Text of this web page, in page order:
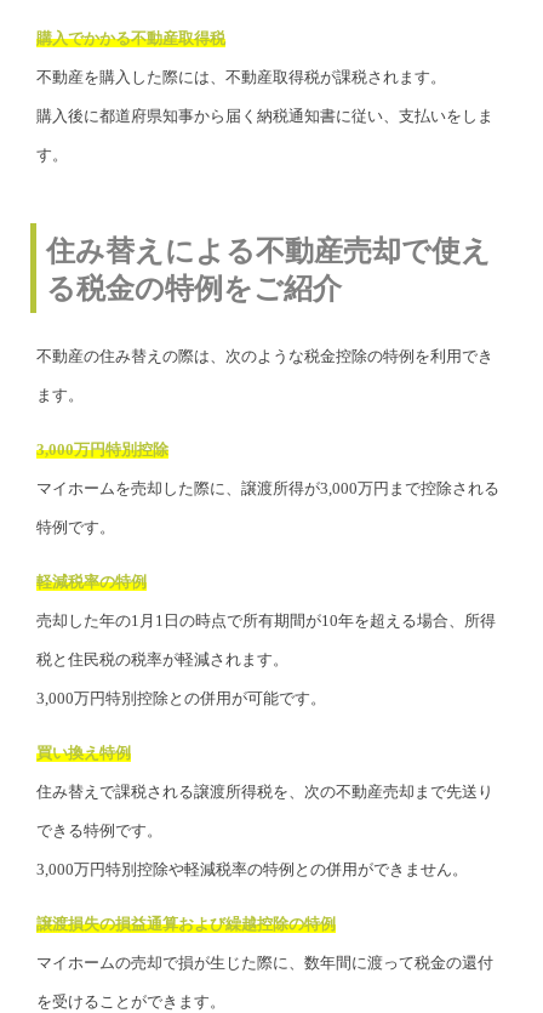
購入でかかる不動産取得税
不動産を購入した際には、不動産取得税が課税されます。
購入後に都道府県知事から届く納税通知書に従い、支払いをしま
す。
住み替えによる不動産売却で使え
る税金の特例をご紹介
不動産の住み替えの際は、次のような税金控除の特例を利用でき
ます。
3,000万円特別控除
マイホームを売却した際に、譲渡所得が3,000万円まで控除される
特例です。
軽減税率の特例
売却した年の1月1日の時点で所有期間が10年を超える場合、所得
税と住民税の税率が軽減されます。
3,000万円特別控除との併用が可能です。
買い換え特例
住み替えで課税される譲渡所得税を、次の不動産売却まで先送り
できる特例です。
3,000万円特別控除や軽減税率の特例との併用ができません。
譲渡損失の損益通算および繰越控除の特例
マイホームの売却で損が生じた際に、数年間に渡って税金の還付
を受けることができます。